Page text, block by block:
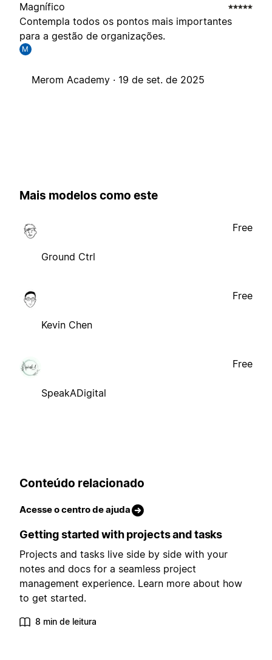
Magnífico
Contempla todos os pontos mais importantes
para a gestão de organizações.
M
Merom Academy · 19 de set. de 2025
Mais modelos como este
Ground Ctrl
Free
Kevin Chen
Free
SpeakADigital
Free
Conteúdo relacionado
Acesse o centro de ajuda
Getting started with projects and tasks
Projects and tasks live side by side with your
notes and docs for a seamless project
management experience. Learn more about how
to get started.
8 min de leitura